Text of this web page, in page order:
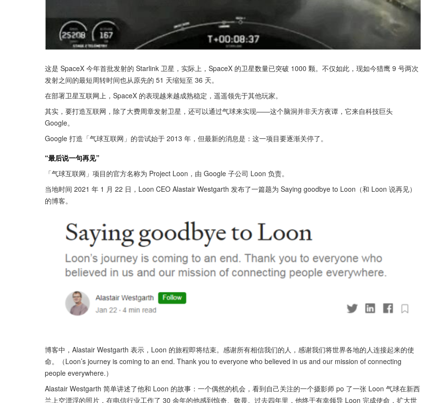
这是 SpaceX 今年首批发射的 Starlink 卫星，实际上，SpaceX 的卫星数量已突破 1000 颗。不仅如此，现如今猎鹰 9 号两次
发射之间的最短周转时间也从原先的 51 天缩短至 36 天。
在部署卫星互联网上，SpaceX 的表现越来越成熟稳定，遥遥领先于其他玩家。
其实，要打造互联网，除了大费周章发射卫星，还可以通过气球来实现——这个脑洞并非天方夜谭，它来自科技巨头
Google。
Google 打造「气球互联网」的尝试始于 2013 年，但最新的消息是：这一项目要逐渐关停了。
“最后说一句再见”
「气球互联网」项目的官方名称为 Project Loon，由 Google 子公司 Loon 负责。
当地时间 2021 年 1 月 22 日，Loon CEO Alastair Westgarth 发布了一篇题为 Saying goodbye to Loon（和 Loon 说再见）
的博客。
博客中，Alastair Westgarth 表示，Loon 的旅程即将结束。感谢所有相信我们的人，感谢我们将世界各地的人连接起来的使
命。（Loon’s journey is coming to an end. Thank you to everyone who believed in us and our mission of connecting
people everywhere.）
Alastair Westgarth 简单讲述了他和 Loon 的故事：一个偶然的机会，看到自己关注的一个摄影师 po 了一张 Loon 气球在新西
兰上空漂浮的照片，在电信行业工作了 30 余年的他感到惊奇、敬畏。过去四年里，他终于有幸领导 Loon 完成使命，扩大世